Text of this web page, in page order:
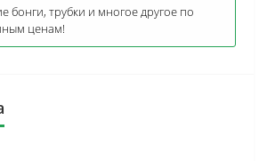
бонги, трубки и многое другое по
ценам!